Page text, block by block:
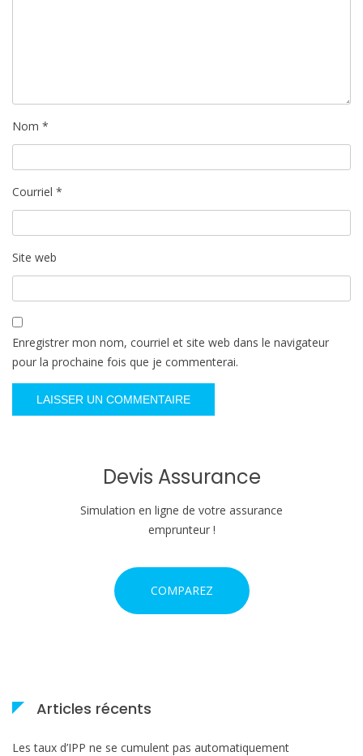
Nom *
Courriel *
Site web
Enregistrer mon nom, courriel et site web dans le navigateur
pour la prochaine fois que je commenterai.
Devis Assurance
Simulation en ligne de votre assurance
emprunteur !
COMPAREZ
Articles récents
Les taux d’IPP ne se cumulent pas automatiquement